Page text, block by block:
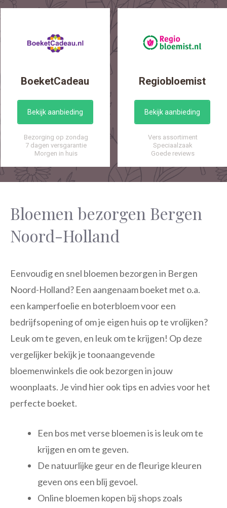
BoeketCadeau
Bekijk aanbieding
Bezorging op zondag
7 dagen versgarantie
Morgen in huis
Regiobloemist
Bekijk aanbieding
Vers assortiment
Speciaalzaak
Goede reviews
Bloemen bezorgen Bergen
Noord-Holland
Eenvoudig en snel bloemen bezorgen in Bergen
Noord-Holland? Een aangenaam boeket met o.a.
een kamperfoelie en boterbloem voor een
bedrijfsopening of om je eigen huis op te vrolijken?
Leuk om te geven, en leuk om te krijgen! Op deze
vergelijker bekijk je toonaangevende
bloemenwinkels die ook bezorgen in jouw
woonplaats. Je vind hier ook tips en advies voor het
perfecte boeket.
Een bos met verse bloemen is is leuk om te
krijgen en om te geven.
De natuurlijke geur en de fleurige kleuren
geven ons een blij gevoel.
Online bloemen kopen bij shops zoals